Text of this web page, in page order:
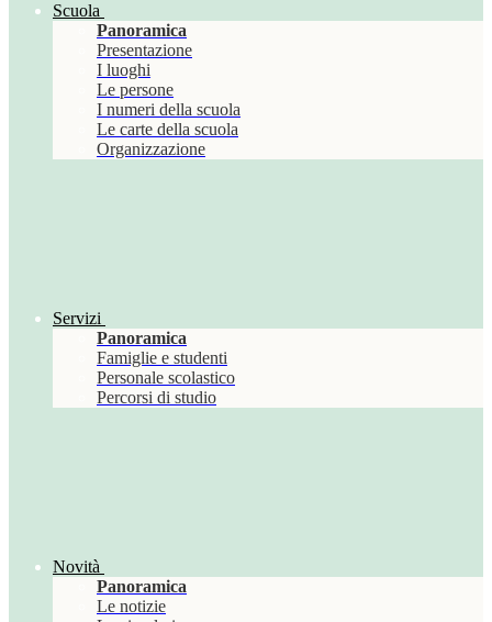
Scuola
Panoramica
Presentazione
I luoghi
Le persone
I numeri della scuola
Le carte della scuola
Organizzazione
Servizi
Panoramica
Famiglie e studenti
Personale scolastico
Percorsi di studio
Novità
Panoramica
Le notizie